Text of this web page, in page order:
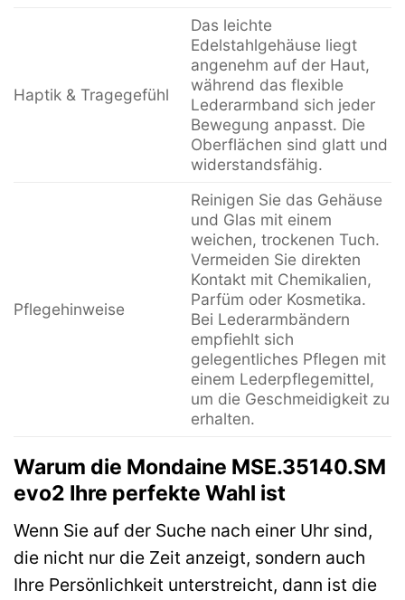
Haptik & Tragegefühl
Das leichte
Edelstahlgehäuse liegt
angenehm auf der Haut,
während das flexible
Lederarmband sich jeder
Bewegung anpasst. Die
Oberflächen sind glatt und
widerstandsfähig.
Pflegehinweise
Reinigen Sie das Gehäuse
und Glas mit einem
weichen, trockenen Tuch.
Vermeiden Sie direkten
Kontakt mit Chemikalien,
Parfüm oder Kosmetika.
Bei Lederarmbändern
empfiehlt sich
gelegentliches Pflegen mit
einem Lederpflegemittel,
um die Geschmeidigkeit zu
erhalten.
Warum die Mondaine MSE.35140.SM
evo2 Ihre perfekte Wahl ist
Wenn Sie auf der Suche nach einer Uhr sind,
die nicht nur die Zeit anzeigt, sondern auch
Ihre Persönlichkeit unterstreicht, dann ist die